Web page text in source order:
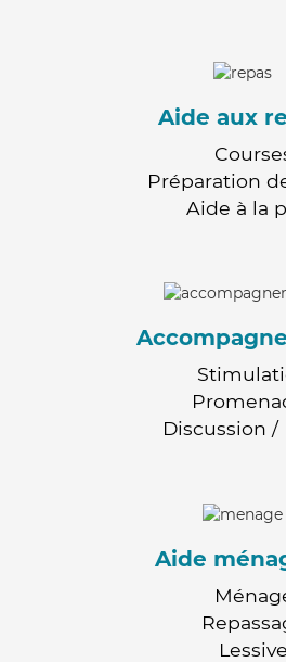
Aide aux
Préparation
Aide à la
Discussion /
Aide
Lessive